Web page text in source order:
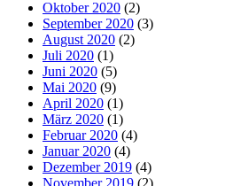
Oktober 2020 (2)
September 2020 (3)
August 2020 (2)
Juli 2020 (1)
Juni 2020 (5)
Mai 2020 (9)
April 2020 (1)
März 2020 (1)
Februar 2020 (4)
Januar 2020 (4)
Dezember 2019 (4)
November 2019 (2)